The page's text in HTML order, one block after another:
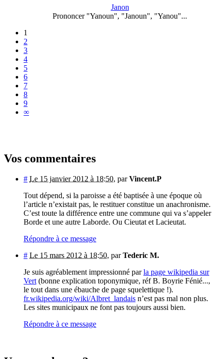
Janon
Prononcer "Yanoun", "Janoun", "Yanou"...
1
2
3
4
5
6
7
8
9
∞
Vos commentaires
# Le 15 janvier 2012 à 18:50, parVincent.P
Tout dépend, si la paroisse a été baptisée à une époque où
l’article n’existait pas, le restituer constitue un anachronisme.
C’est toute la différence entre une commune qui va s’appeler
Borde et une autre Laborde. Ou Cieutat et Lacieutat.
Répondre à ce message
# Le 15 mars 2012 à 18:50, parTederic M.
Je suis agréablement impressionné parla page wikipedia sur
Vert(bonne explication toponymique, réf B. Boyrie Fénié...,
le tout dans une ébauche de page squelettique !).
fr.wikipedia.org/wiki/Albret_landais n’est pas mal non plus.
Les sites municipaux ne font pas toujours aussi bien.
Répondre à ce message